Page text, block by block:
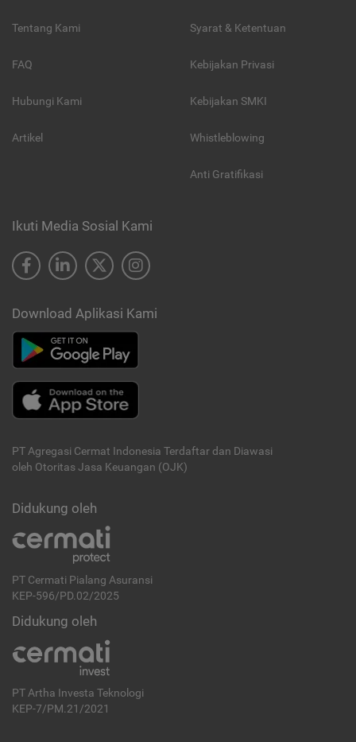
Tentang Kami
FAQ
Hubungi Kami
Artikel
Syarat & Ketentuan
Kebijakan Privasi
Kebijakan SMKI
Whistleblowing
Anti Gratifikasi
Ikuti Media Sosial Kami
Download Aplikasi Kami
PT Agregasi Cermat Indonesia Terdaftar dan Diawasi
oleh Otoritas Jasa Keuangan (OJK)
Didukung oleh
PT Cermati Pialang Asuransi
KEP-596/PD.02/2025
Didukung oleh
PT Artha Investa Teknologi
KEP-7/PM.21/2021